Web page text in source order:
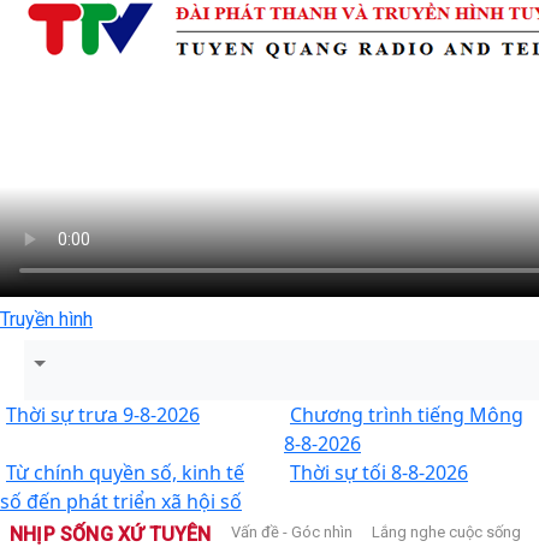
Truyền hình
Thời sự trưa 9-8-2026
Chương trình tiếng Mông
8-8-2026
Từ chính quyền số, kinh tế
số đến phát triển xã hội số
Thời sự tối 8-8-2026
NHỊP SỐNG XỨ TUYÊN Vấn đề - Góc nhìn Lắng nghe cuộc sống